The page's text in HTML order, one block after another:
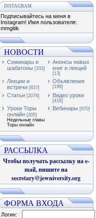
INSTAGRAM
Подписывайтесь на меня в
Instagram! Имя пользователя:
mmgitik
НОВОСТИ
Семинары и
шабатоны [333]
Анонсы новых
книг и лекций
[13]
Лекции и
встречи [837]
Объявления
[199]
Статьи [2076] Видео уроки
[416]
Уроки Торы
онлайн [205]
Недельные главы
Торы онлайн
Вебинары [970]
РАССЫЛКА
Чтобы получать рассылку на e-
mail, пишите на
secretary@jewniversity.org
ФОРМА ВХОДА
Логин: